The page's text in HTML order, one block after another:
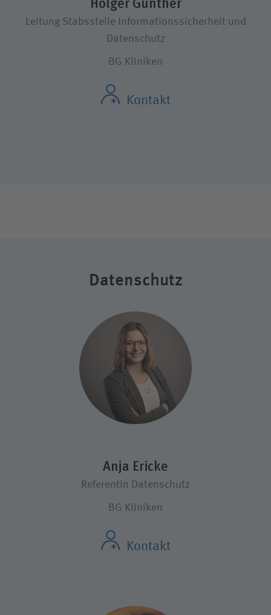
Leitung Stabsstelle Informationssicherheit und
Datenschutz
BG Kliniken
Kontakt
Datenschutz
Anja Ericke
Referentin Datenschutz
BG Kliniken
Kontakt